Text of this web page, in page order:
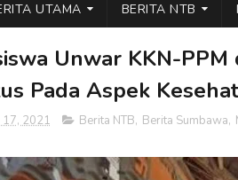
UTAMA BERITA NTB
Unwar KKN-PPM
Pada Aspek
17, 2021 Berita NTB, Berita Sumbawa,